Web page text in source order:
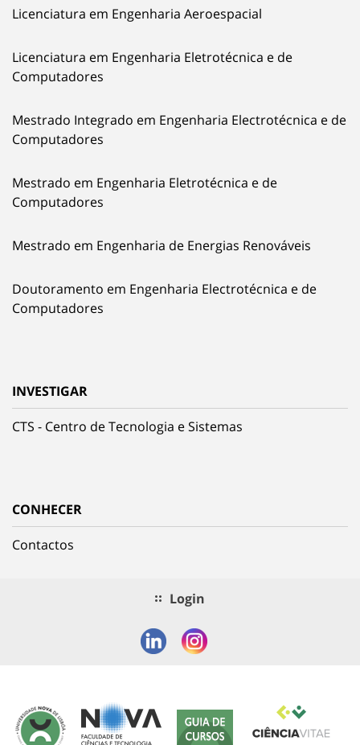
Licenciatura em Engenharia Aeroespacial
Licenciatura em Engenharia Eletrotécnica e de
Computadores
Mestrado Integrado em Engenharia Electrotécnica e de
Computadores
Mestrado em Engenharia Eletrotécnica e de
Computadores
Mestrado em Engenharia de Energias Renováveis
Doutoramento em Engenharia Electrotécnica e de
Computadores
INVESTIGAR
CTS - Centro de Tecnologia e Sistemas
CONHECER
Contactos
Login